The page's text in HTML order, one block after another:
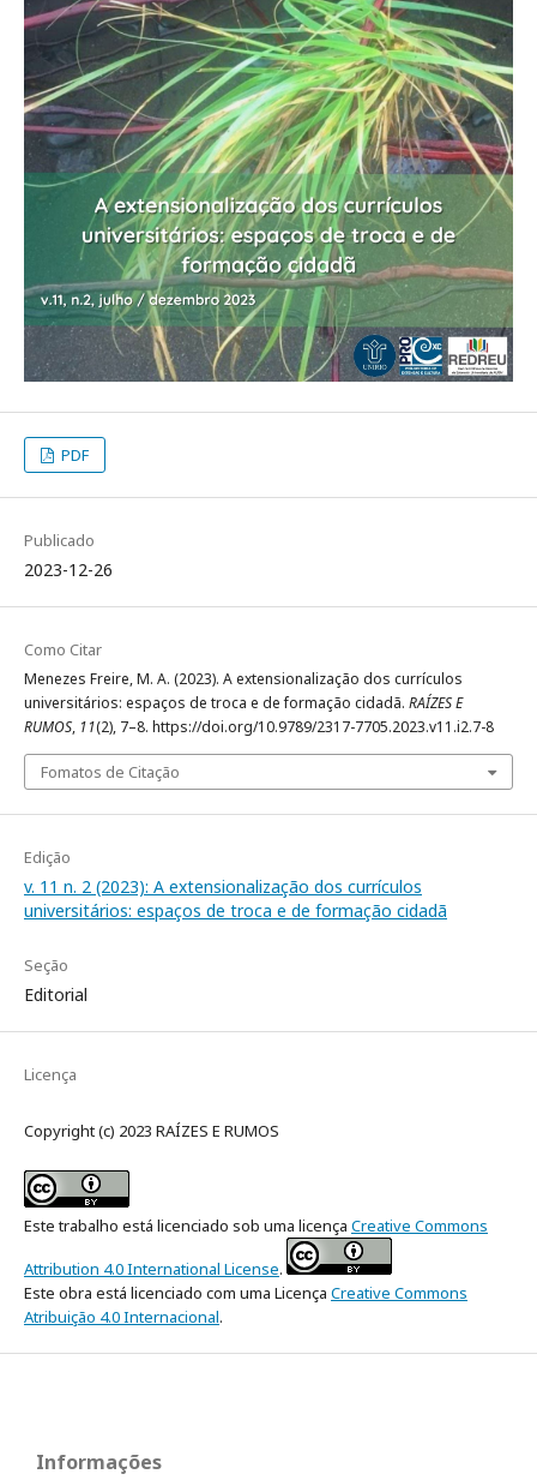
PDF
Publicado
2023-12-26
Como Citar
Menezes Freire, M. A. (2023). A extensionalização dos currículos
universitários: espaços de troca e de formação cidadã. RAÍZES E
RUMOS, 11(2), 7–8. https://doi.org/10.9789/2317-7705.2023.v11.i2.7-8
Fomatos de Citação
Edição
v. 11 n. 2 (2023): A extensionalização dos currículos
universitários: espaços de troca e de formação cidadã
Seção
Editorial
Licença
Copyright (c) 2023 RAÍZES E RUMOS
Este trabalho está licenciado sob uma licença Creative Commons
Attribution 4.0 International License.
Este obra está licenciado com uma Licença Creative Commons
Atribuição 4.0 Internacional.
Informações